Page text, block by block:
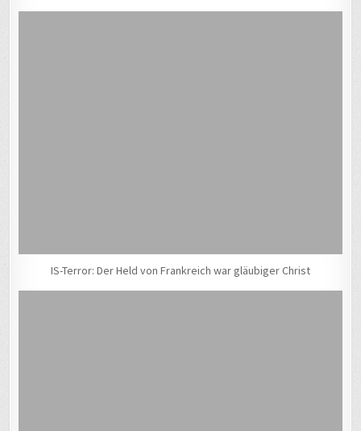
IS-Terror: Der Held von Frankreich war gläubiger Christ